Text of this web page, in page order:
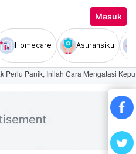
Masuk
Homecare Asuransiku
Perlu Panik, Inilah Cara Mengatasi